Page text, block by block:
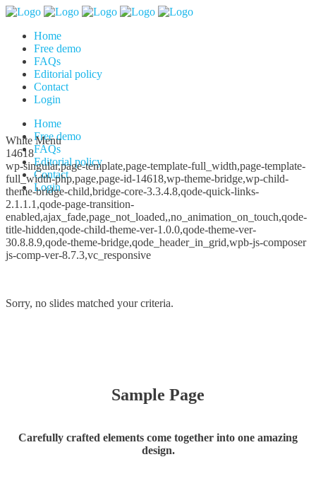
Home
Free demo
FAQs
Editorial policy
Contact
Login
Home
Free demo
FAQs
Editorial policy
Contact
Login
White Menu
14618
wp-singular,page-template,page-template-full_width,page-template-
full_width-php,page,page-id-14618,wp-theme-bridge,wp-child-
theme-bridge-child,bridge-core-3.3.4.8,qode-quick-links-
2.1.1.1,qode-page-transition-
enabled,ajax_fade,page_not_loaded,,no_animation_on_touch,qode-
title-hidden,qode-child-theme-ver-1.0.0,qode-theme-ver-
30.8.8.9,qode-theme-bridge,qode_header_in_grid,wpb-js-composer
js-comp-ver-8.7.3,vc_responsive
Sorry, no slides matched your criteria.
Sample Page
Carefully crafted elements come together into one amazing
design.